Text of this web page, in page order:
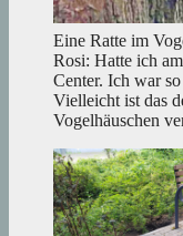
Eine Ratte im
Rosi: Hatte ich
Center. Ich war
Vielleicht ist das
Vogelhäuschen